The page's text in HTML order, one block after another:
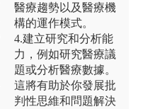
醫療趨勢以及醫療機
構的運作模式。
4.建立研究和分析能
力，例如研究醫療議
題或分析醫療數據。
這將有助於你發展批
判性思維和問題解決